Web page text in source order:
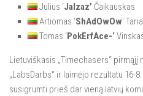
Julius ‘Jalzaz’ Čaikauskas
Artiomas ‘ShAdOwOw‘
Tomas ‘PokErfAce-‘
Lietuviškasis „Timechasers“ pirmąjį
„LabsDarbs“ ir laimėjo rezultatu 16-
susigrumti prieš dar vieną latvių